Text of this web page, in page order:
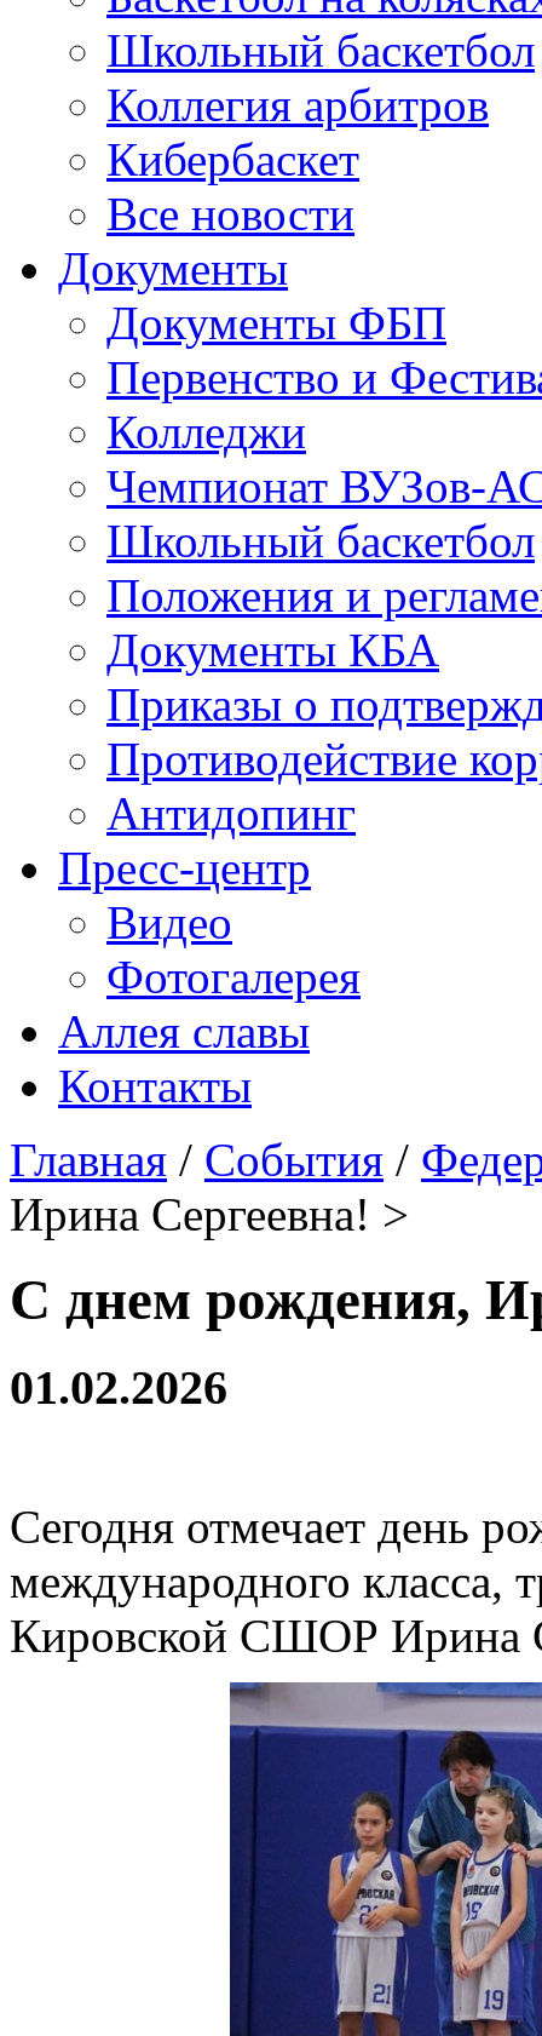
Школьный баскетбол
Коллегия арбитров
Кибербаскет
Все новости
Документы
Документы ФБП
Первенство и
Колледжи
Чемпионат ВУЗов-
Школьный баскетбол
Положения и
Документы КБА
Приказы о
Противодействие
Антидопинг
Пресс-центр
Видео
Фотогалерея
Аллея славы
Контакты
Главная / События /
Ирина Сергеевна! >
С днем рождения,
01.02.2026
Сегодня отмечает день
международного класса,
Кировской СШОР Ирина